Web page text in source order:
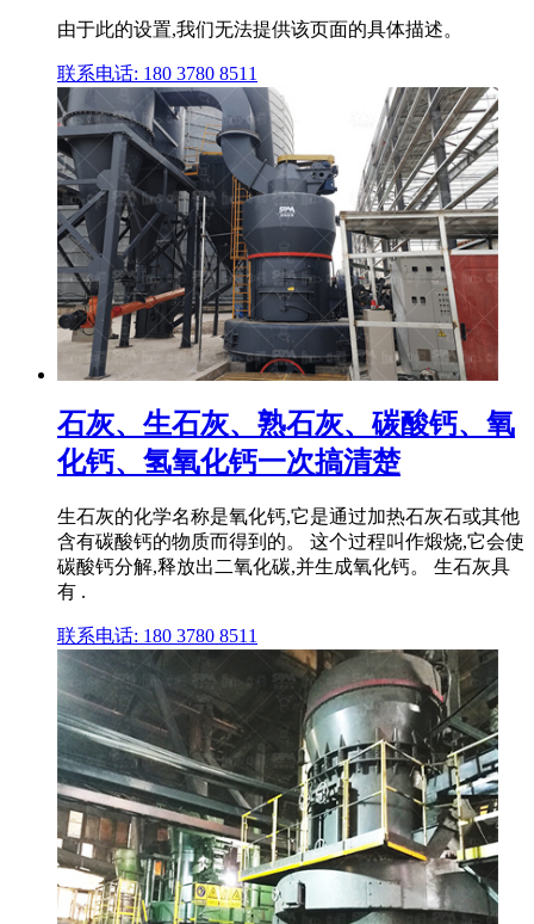
由于此的设置,我们无法提供该页面的具体描述。
联系电话: 180 3780 8511
石灰、生石灰、熟石灰、碳酸钙、氧
化钙、氢氧化钙一次搞清楚
生石灰的化学名称是氧化钙,它是通过加热石灰石或其他
含有碳酸钙的物质而得到的。 这个过程叫作煅烧,它会使
碳酸钙分解,释放出二氧化碳,并生成氧化钙。 生石灰具
有 .
联系电话: 180 3780 8511